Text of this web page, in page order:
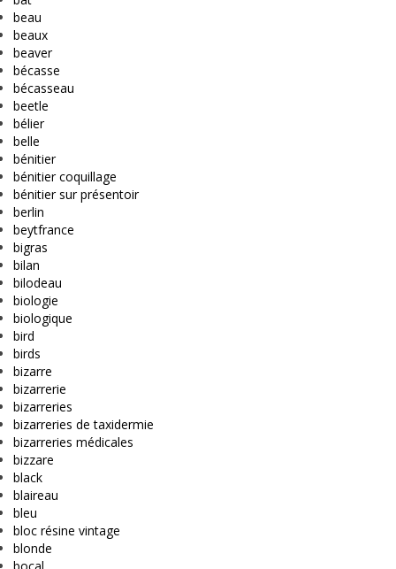
beau
beaux
beaver
bécasse
bécasseau
beetle
bélier
belle
bénitier
bénitier coquillage
bénitier sur présentoir
berlin
beytfrance
bigras
bilan
bilodeau
biologie
biologique
bird
birds
bizarre
bizarrerie
bizarreries
bizarreries de taxidermie
bizarreries médicales
bizzare
black
blaireau
bleu
bloc résine vintage
blonde
bocal